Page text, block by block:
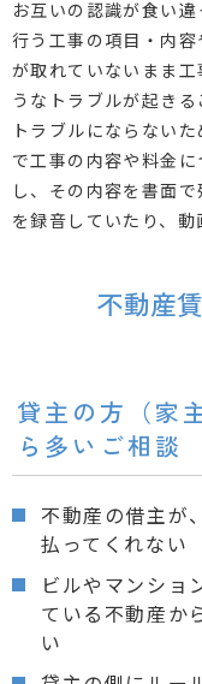
お互いの認識が食い違
行う工事の項目・内
が取れていないまま
うなトラブルが起きる
トラブルにならない
で工事の内容や料金
し、その内容を書面
を録音していたり、動
不動産
貸主の方（家
ら多いご相談
不動産の借主が
払ってくれない
ビルやマンショ
ている不動産か
い